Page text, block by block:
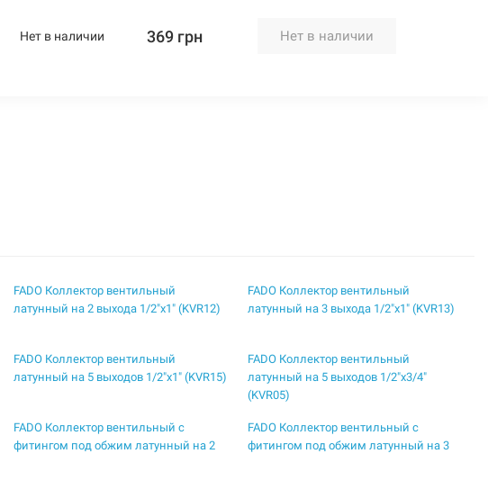
Нет в наличии 369 грн Нет в наличии
FADO Коллектор вентильный
латунный на 2 выхода 1/2"x1" (KVR12)
FADO Коллектор вентильный
латунный на 3 выхода 1/2"x1" (KVR13)
FADO Коллектор вентильный
латунный на 5 выходов 1/2"x1" (KVR15)
FADO Коллектор вентильный
латунный на 5 выходов 1/2"x3/4"
(KVR05)
FADO Коллектор вентильный с
фитингом под обжим латунный на 2
FADO Коллектор вентильный с
фитингом под обжим латунный на 3